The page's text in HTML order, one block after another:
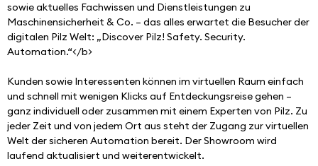
sowie aktuelles Fachwissen und Dienstleistungen zu
Maschinensicherheit & Co. – das alles erwartet die Besucher der
digitalen Pilz Welt: „Discover Pilz! Safety. Security.
Automation.“</b>
Kunden sowie Interessenten können im virtuellen Raum einfach
und schnell mit wenigen Klicks auf Entdeckungsreise gehen –
ganz individuell oder zusammen mit einem Experten von Pilz. Zu
jeder Zeit und von jedem Ort aus steht der Zugang zur virtuellen
Welt der sicheren Automation bereit. Der Showroom wird
laufend aktualisiert und weiterentwickelt.